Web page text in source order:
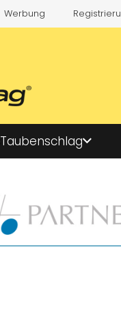
Werbung
Taubenschlag